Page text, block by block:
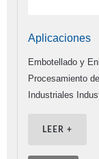
Aplicaciones
Embotellado y
Procesamiento
Industriales
LEER +